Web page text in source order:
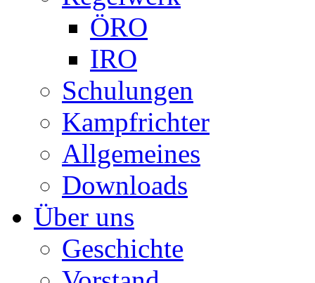
ÖRO
IRO
Schulungen
Kampfrichter
Allgemeines
Downloads
Über uns
Geschichte